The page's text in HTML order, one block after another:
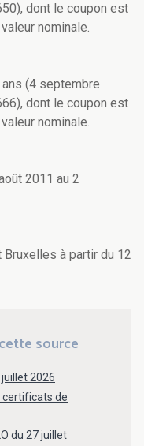
dont le coupon est
nominale.
(4 septembre
dont le coupon est
nominale.
2011 au 2
à partir du 12
source
2026
certificats de
du 27 juillet